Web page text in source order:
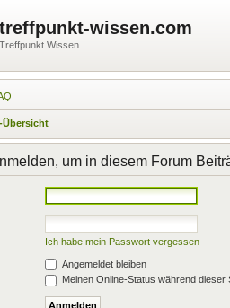
treffpunkt-wissen.com
Treffpunkt Wissen
Übersicht
um in diesem Forum
Ich habe mein Passwort vergessen
Angemeldet bleiben
Meinen Online-Status während dieser